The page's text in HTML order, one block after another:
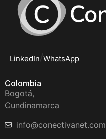
LinkedIn/WhatsApp
Colombia
Bogotá,
Cundinamarca
info@conectivanet.com